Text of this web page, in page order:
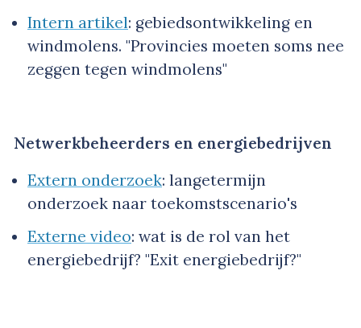
Intern artikel: gebiedsontwikkeling en
windmolens. "Provincies moeten soms nee
zeggen tegen windmolens"
Netwerkbeheerders en energiebedrijven
Extern onderzoek: langetermijn
onderzoek naar toekomstscenario's
Externe video: wat is de rol van het
energiebedrijf? "Exit energiebedrijf?"